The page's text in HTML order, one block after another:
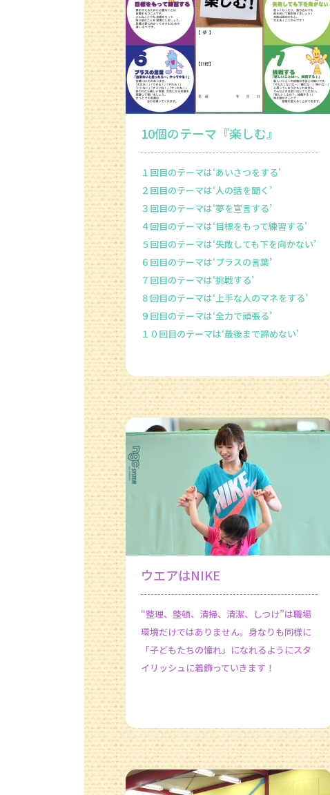
10個のテーマ『楽しむ』
１回目のテーマは‘あいさつをする’
２回目のテーマは‘人の話を聞く’
３回目のテーマは‘夢を宣言する’
４回目のテーマは‘目標をもって練習する’
５回目のテーマは‘失敗しても下を向かない’
６回目のテーマは‘プラスの言葉’
７回目のテーマは‘挑戦する’
８回目のテーマは‘上手な人のマネをする’
９回目のテーマは‘全力で頑張る’
１０回目のテーマは‘最後まで諦めない’
ウエアはNIKE
“整理、整頓、清掃、清潔、しつけ”は職場
環境だけではありません。身なりも同様に
「子どもたちの憧れ」になれるようにスタ
イリッシュに着飾っていきます！